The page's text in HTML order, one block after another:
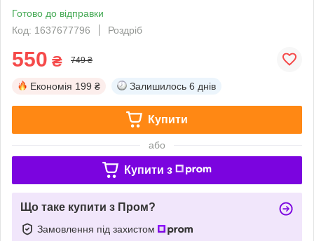
Готово до відправки
Код: 1637677796
Роздріб
550 ₴ 749 ₴
Економія 199 ₴ Залишилось 6 днів
Купити
або
Купити з
Що таке купити з Пром?
Замовлення під захистом